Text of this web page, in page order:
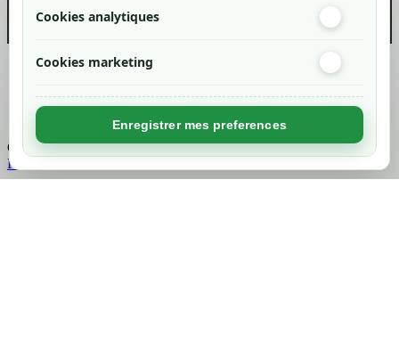
Cookies analytiques
Cookies marketing
Enregistrer mes preferences
Created byNageoconcept
Chargement...
Retour en haut